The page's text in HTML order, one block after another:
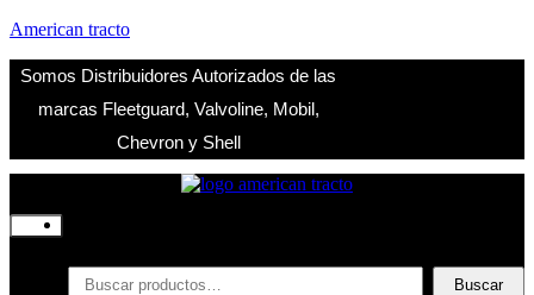
American tracto
Somos Distribuidores Autorizados de las
marcas Fleetguard, Valvoline, Mobil,
Chevron y Shell
Productos
Buscar